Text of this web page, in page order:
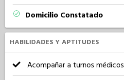
Domicilio Constatado
HABILIDADES Y APTITUDES
Acompañar a turnos médicos